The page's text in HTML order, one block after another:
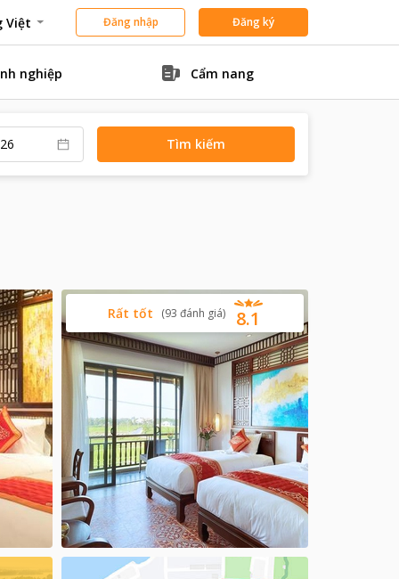
Việt Đăng nhập Đăng ký
nghiệp Cẩm nang
Tìm kiếm
8.1
Rất tốt (93 đánh giá)